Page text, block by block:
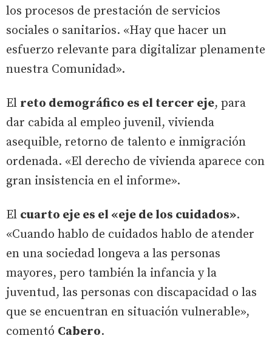
los procesos de prestación de servicios
sociales o sanitarios. «Hay que hacer un
esfuerzo relevante para digitalizar plenamente
nuestra Comunidad».
El reto demográfico es el tercer eje, para
dar cabida al empleo juvenil, vivienda
asequible, retorno de talento e inmigración
ordenada. «El derecho de vivienda aparece con
gran insistencia en el informe».
El cuarto eje es el «eje de los cuidados».
«Cuando hablo de cuidados hablo de atender
en una sociedad longeva a las personas
mayores, pero también la infancia y la
juventud, las personas con discapacidad o las
que se encuentran en situación vulnerable»,
comentó Cabero.